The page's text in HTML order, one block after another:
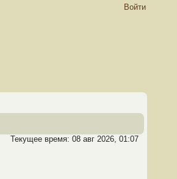
Войти
Текущее время: 08 авг 2026, 01:07